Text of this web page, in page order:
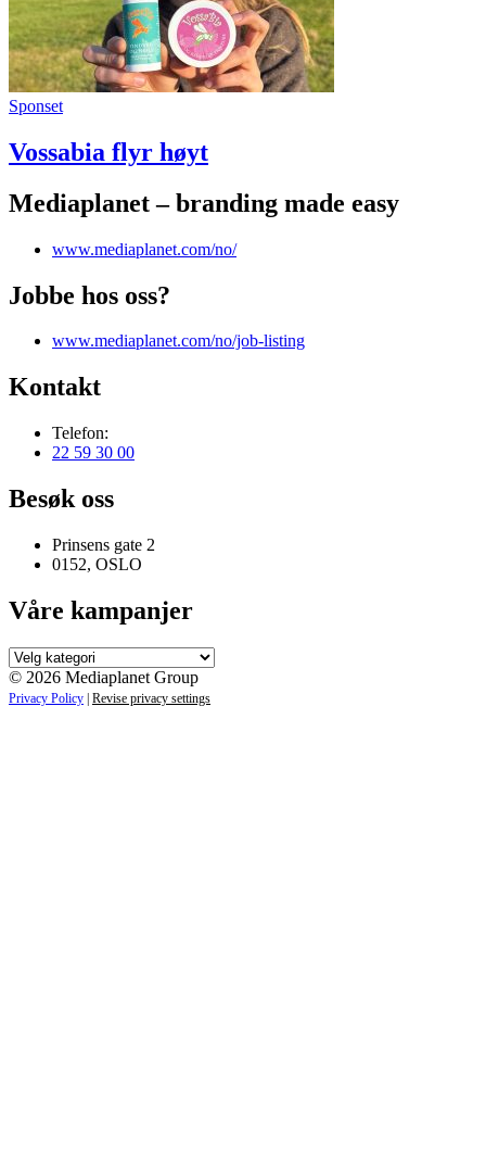
Sponset
Vossabia flyr høyt
Mediaplanet – branding made easy
www.mediaplanet.com/no/
Jobbe hos oss?
www.mediaplanet.com/no/job-listing
Kontakt
Telefon:
22 59 30 00
Besøk oss
Prinsens gate 2
0152, OSLO
Våre kampanjer
Våre
kampanjer
© 2026 Mediaplanet Group
Privacy Policy Revise privacy settings